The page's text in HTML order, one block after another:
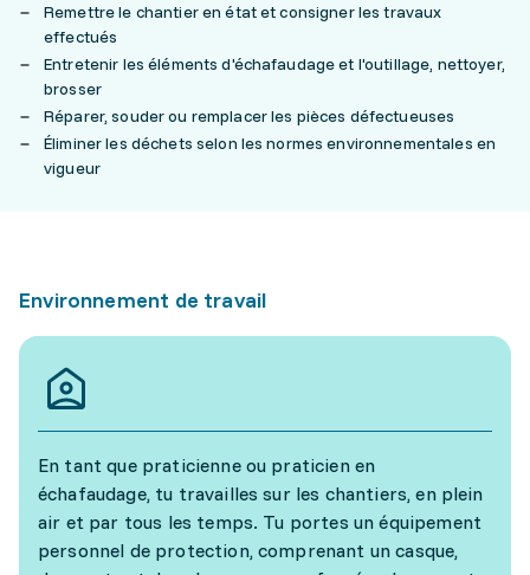
Remettre le chantier en état et consigner les travaux
effectués
Entretenir les éléments d'échafaudage et l'outillage, nettoyer,
brosser
Réparer, souder ou remplacer les pièces défectueuses
Éliminer les déchets selon les normes environnementales en
vigueur
Environnement de travail
En tant que praticienne ou praticien en
échafaudage, tu travailles sur les chantiers, en plein
air et par tous les temps. Tu portes un équipement
personnel de protection, comprenant un casque,